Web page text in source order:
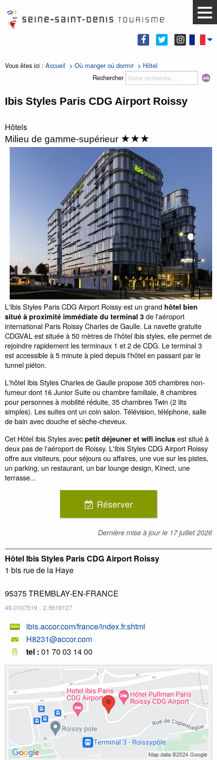
Vous êtes ici : Accueil > Où manger où dormir> Hôtel
Rechercher
Ibis Styles Paris CDG Airport Roissy
Hôtels
Milieu de gamme-supérieur ★★★
L'Ibis Styles Paris CDG Airport Roissy est un grand hôtel bien
situé à proximité immédiate du terminal 3 de l'aéroport
international Paris Roissy Charles de Gaulle. La navette gratuite
CDGVAL est située à 50 mètres de l'hôtel ibis styles, elle permet de
rejoindre rapidement les terminaux 1 et 2 de CDG. Le terminal 3
est accessible à 5 minute à pied depuis l'hôtel en passant par le
tunnel piéton.
L'hôtel Ibis Styles Charles de Gaulle propose 305 chambres non-
fumeur dont 16 Junior Suite ou chambre familiale, 8 chambres
pour personnes à mobilité réduite, 35 chambres Twin (2 lits
simples). Les suites ont un coin salon. Télévision, téléphone, salle
de bain avec douche et sèche-cheveux.
Cet Hôtel ibis Styles avec petit déjeuner et wifi inclus est situé à
deux pas de l'aéroport de Roissy. L'Ibis Styles CDG Airport Roissy
offre aux visiteurs, pour séjours ou affaires, une vue sur les pistes,
un parking, un restaurant, un bar lounge design, Kinect, une
terrasse...
Réserver
Dernière mise à jour le 17 juillet 2026
Hôtel Ibis Styles Paris CDG Airport Roissy
1 bis rue de la Haye
95375TREMBLAY-EN-FRANCE
49.0107519 , 2.5618127
ibis.accor.com/france/index.fr.shtml
H8231@accor.com
tel : 01 70 03 14 00